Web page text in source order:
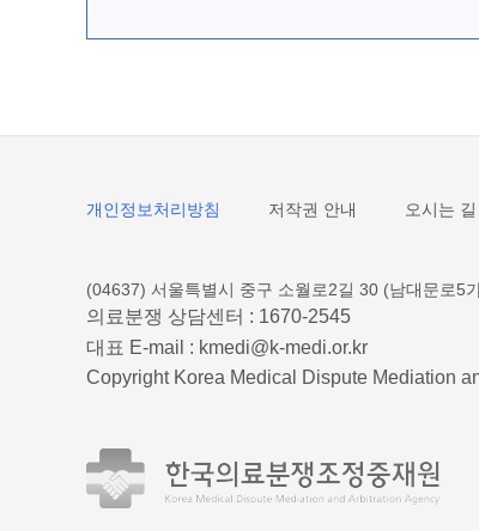
개인정보처리방침 저작권 안내 오시는 길
(04637) 서울특별시 중구 소월로2길 30 (남대문로5
의료분쟁 상담센터 : 1670-2545
대표 E-mail : kmedi@k-medi.or.kr
Copyright Korea Medical Dispute Mediation